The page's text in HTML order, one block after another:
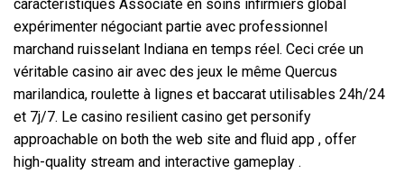
caractéristiques Associate en soins infirmiers global
expérimenter négociant partie avec professionnel
marchand ruisselant Indiana en temps réel. Ceci crée un
véritable casino air avec des jeux le même Quercus
marilandica, roulette à lignes et baccarat utilisables 24h/24
et 7j/7. Le casino resilient casino get personify
approachable on both the web site and fluid app , offer
high-quality stream and interactive gameplay .